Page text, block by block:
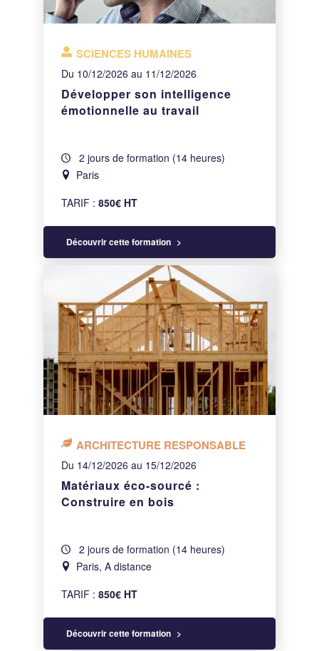
SCIENCES HUMAINES
Du 10/12/2026 au 11/12/2026
Développer son intelligence
émotionnelle au travail
2 jours de formation (14 heures)
Paris
TARIF :850€ HT
Découvrir cette formation
ARCHITECTURE RESPONSABLE
Du 14/12/2026 au 15/12/2026
Matériaux éco-sourcé :
Construire en bois
2 jours de formation (14 heures)
Paris, A distance
TARIF :850€ HT
Découvrir cette formation